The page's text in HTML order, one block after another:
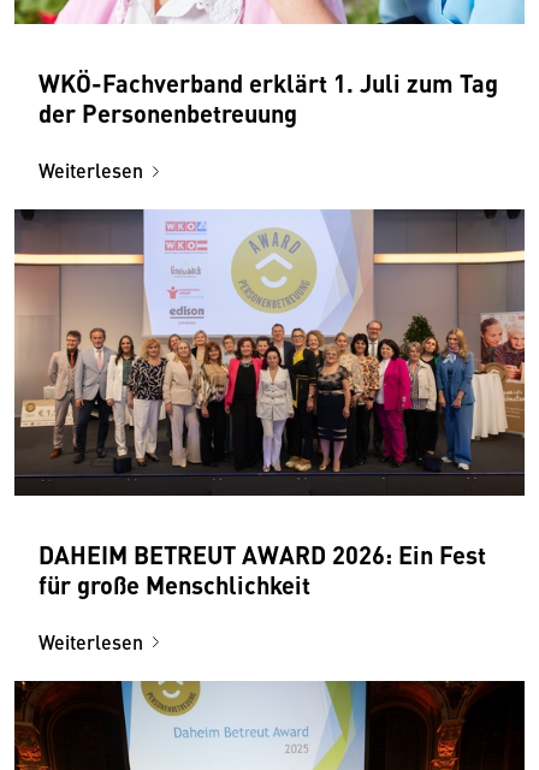
WKÖ-Fachverband erklärt 1. Juli zum Tag
der Personenbetreuung
Weiterlesen
DAHEIM BETREUT AWARD 2026: Ein Fest
für große Menschlichkeit
Weiterlesen